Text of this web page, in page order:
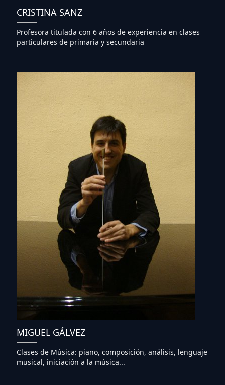
CRISTINA SANZ
Profesora titulada con 6 años de experiencia en clases
particulares de primaria y secundaria
MIGUEL GÁLVEZ
Clases de Música: piano, composición, análisis, lenguaje
musical, iniciación a la música...